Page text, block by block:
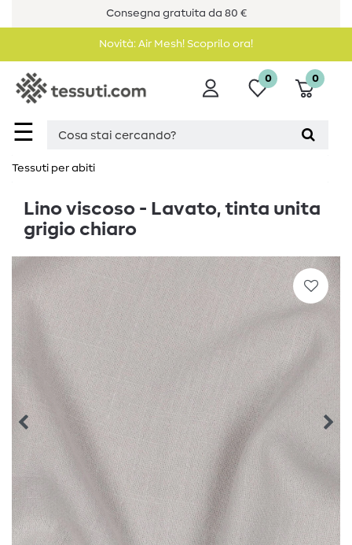
Consegna gratuita da 80 €
Novità: Air Mesh! Scoprilo ora!
☰
0 0
Tessuti per abiti
Lino viscoso - Lavato, tinta unita
grigio chiaro